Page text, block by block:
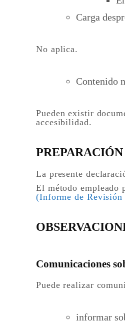
Carga
No aplica.
Contenido
Pueden existir
accesibilidad.
La presente
El método empleado
(Informe de
Comunicaciones
Puede realizar
informar